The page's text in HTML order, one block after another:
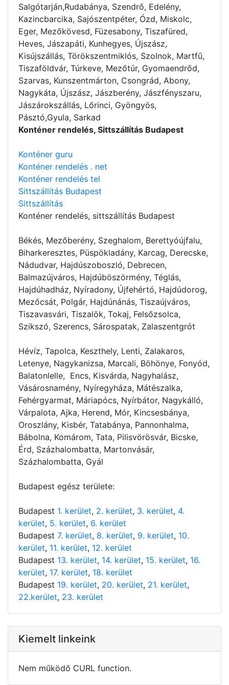
Salgótarján,Rudabánya, Szendrő, Edelény,
Kazincbarcika, Sajószentpéter, Ózd, Miskolc,
Eger, Mezőkövesd, Füzesabony, Tiszafüred,
Heves, Jászapáti, Kunhegyes, Újszász,
Kisújszállás, Törökszentmiklós, Szolnok, Martfű,
Tiszaföldvár, Túrkeve, Mezőtúr, Gyomaendrőd,
Szarvas, Kunszentmárton, Csongrád, Abony,
Nagykáta, Újszász, Jászberény, Jászfényszaru,
Jászárokszállás, Lőrinci, Gyöngyös,
Pásztó,Gyula, Sarkad
Konténer rendelés, Sittszállítás Budapest
Konténer guru
Konténer rendelés . net
Konténer rendelés tel
Sittszállítás Budapest
Sittszállítás
Konténer rendelés, sittszállítás Budapest
Békés, Mezőberény, Szeghalom, Berettyóújfalu,
Biharkeresztes, Püspökladány, Karcag, Derecske,
Nádudvar, Hajdúszoboszló, Debrecen,
Balmazújváros, Hajdúböszörmény, Téglás,
Hajdúhadház, Nyíradony, Újfehértó, Hajdúdorog,
Mezőcsát, Polgár, Hajdúnánás, Tiszaújváros,
Tiszavasvári, Tiszalök, Tokaj, Felsőzsolca,
Szikszó, Szerencs, Sárospatak, Zalaszentgrót
Hévíz, Tapolca, Keszthely, Lenti, Zalakaros,
Letenye, Nagykanizsa, Marcali, Böhönye, Fonyód,
Balatonlelle, Encs, Kisvárda, Nagyhalász,
Vásárosnamény, Nyíregyháza, Mátészalka,
Fehérgyarmat, Máriapócs, Nyírbátor, Nagykálló,
Várpalota, Ajka, Herend, Mór, Kincsesbánya,
Oroszlány, Kisbér, Tatabánya, Pannonhalma,
Bábolna, Komárom, Tata, Pilisvörösvár, Bicske,
Érd, Százhalombatta, Martonvásár,
Százhalombatta, Gyál
Budapest egész területe:
Budapest 1. kerület, 2. kerület, 3. kerület, 4.
kerület, 5. kerület, 6. kerület
Budapest 7. kerület, 8. kerület, 9. kerület, 10.
kerület, 11. kerület, 12. kerület
Budapest 13. kerület, 14. kerület, 15. kerület, 16.
kerület, 17. kerület, 18. kerület
Budapest 19. kerület, 20. kerület, 21. kerület,
22.kerület, 23. kerület
Kiemelt linkeink
Nem működő CURL function.